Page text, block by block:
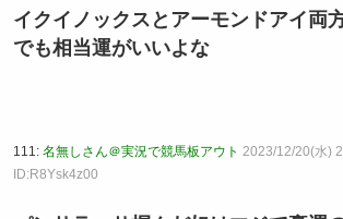
イクイノックスとアーモンドアイ両
でも相当運がいいよな
111: 名無しさん＠実況で競馬板アウト 2023/12/20(水)
ID:R8Ysk4z00